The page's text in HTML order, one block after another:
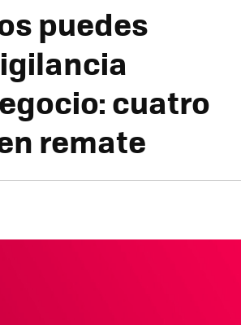
puedes
cuatro
remate